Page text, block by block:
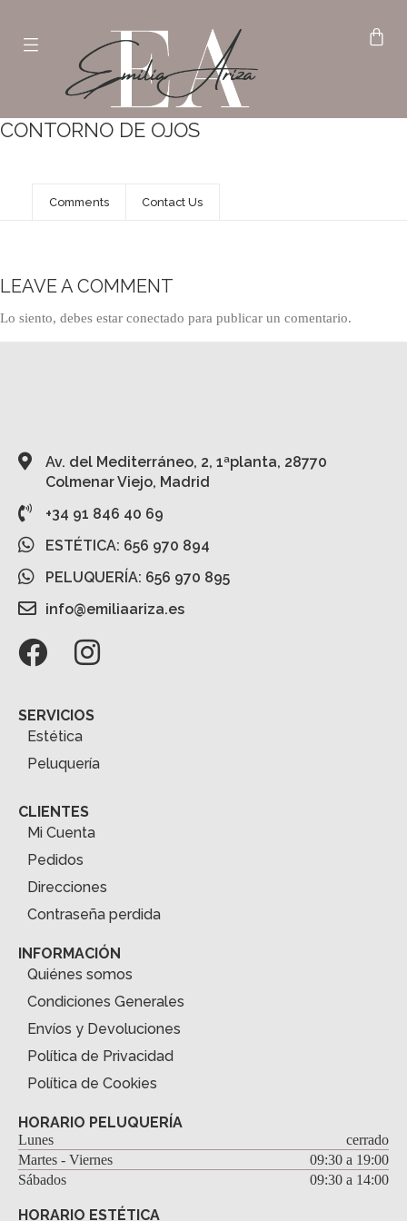
CONTORNO DE OJOS
Comments Contact Us
LEAVE A COMMENT
Lo siento, debes estar conectado para publicar un comentario.
Av. del Mediterráneo, 2, 1ªplanta, 28770
Colmenar Viejo, Madrid
+34 91 846 40 69
ESTÉTICA: 656 970 894
PELUQUERÍA: 656 970 895
info@emiliaariza.es
SERVICIOS
Estética
Peluquería
CLIENTES
Mi Cuenta
Pedidos
Direcciones
Contraseña perdida
INFORMACIÓN
Quiénes somos
Condiciones Generales
Envíos y Devoluciones
Política de Privacidad
Política de Cookies
HORARIO PELUQUERÍA
Lunes
cerrado
Martes - Viernes
09:30 a 19:00
Sábados
09:30 a 14:00
HORARIO ESTÉTICA